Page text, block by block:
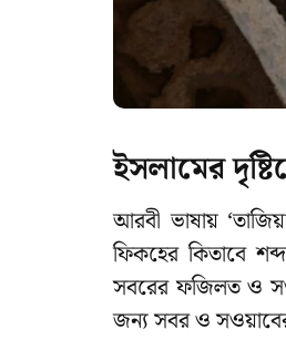
ইসলামের
আরবী ভাষায়
ফিকহের কিতাবে
সবরের ফজিলত ও
জন্য সবর ও